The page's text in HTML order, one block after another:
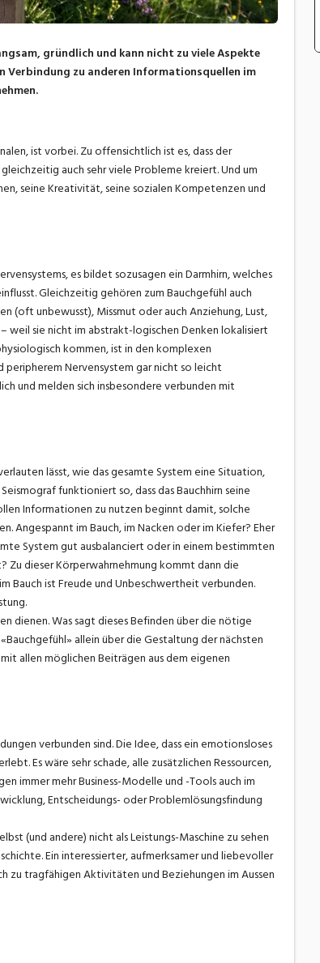
gründlich und kann nicht zu viele Aspekte
Verbindung zu anderen Informationsquellen im
ist vorbei. Zu offensichtlich ist es, dass der
auch sehr viele Probleme kreiert. Und um
seine Kreativität, seine sozialen Kompetenzen und
es bildet sozusagen ein Darmhirn, welches
Gleichzeitig gehören zum Bauchgefühl auch
(oft unbewusst), Missmut oder auch Anziehung, Lust,
weil sie nicht im abstrakt-logischen Denken lokalisiert
kommen, ist in den komplexen
Nervensystem gar nicht so leicht
und melden sich insbesondere verbunden mit
lässt, wie das gesamte System eine Situation,
funktioniert so, dass das Bauchhirn seine
Informationen zu nutzen beginnt damit, solche
Angespannt im Bauch, im Nacken oder im Kiefer? Eher
System gut ausbalanciert oder in einem bestimmten
Zu dieser Körperwahrnehmung kommt dann die
Bauch ist Freude und Unbeschwertheit verbunden.
dienen. Was sagt dieses Befinden über die nötige
allein über die Gestaltung der nächsten
allen möglichen Beiträgen aus dem eigenen
verbunden sind. Die Idee, dass ein emotionsloses
Es wäre sehr schade, alle zusätzlichen Ressourcen,
immer mehr Business-Modelle und -Tools auch im
Entscheidungs- oder Problemlösungsfindung
(und andere) nicht als Leistungs-Maschine zu sehen
Ein interessierter, aufmerksamer und liebevoller
zu tragfähigen Aktivitäten und Beziehungen im Aussen